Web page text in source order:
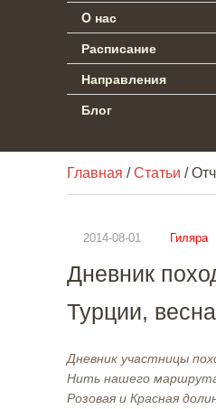
O нас
Расписание
Направления
Блог
Главная /Статьи /
2014-08-01 Гиляра
Дневник
Турции,
Дневник участницы
Нить нашего
Розовая и Красная